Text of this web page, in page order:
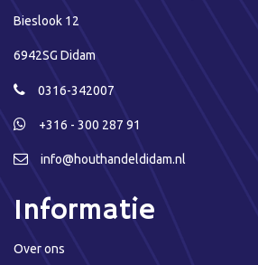
Bieslook 12
6942SG Didam
0316-342007
+316 - 300 287 91
info@houthandeldidam.nl
Informatie
Over ons